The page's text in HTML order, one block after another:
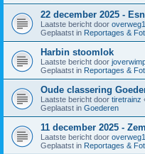
22 december 2025 -
Laatste bericht door
Geplaatst in Reportages &
Harbin stoomlok
Laatste bericht door
Geplaatst in Reportages &
Oude classering
Laatste bericht door tiretrainz
Geplaatst in Goederen
11 december 2025 -
Laatste bericht door
Geplaatst in Reportages &